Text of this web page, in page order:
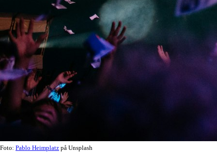
Foto: Pablo Heimplatz på Unsplash